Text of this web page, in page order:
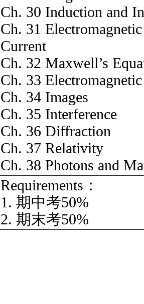
Ch. 30 Induction and
Ch. 31
Current
Ch. 32 Maxwell’s
Ch. 33
Ch. 34 Images
Ch. 35 Interference
Ch. 36 Diffraction
Ch. 37 Relativity
Ch. 38 Photons and
Requirements：
1. 期中考50%
2. 期末考50%